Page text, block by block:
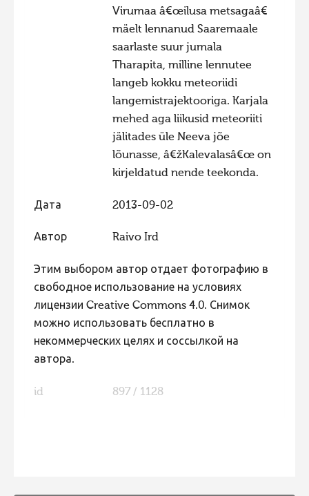
Virumaa â€œilusa metsagaâ€
mäelt lennanud Saaremaale
saarlaste suur jumala
Tharapita, milline lennutee
langeb kokku meteoriidi
langemistrajektooriga. Karjala
mehed aga liikusid meteoriiti
jälitades üle Neeva jõe
lõunasse, â€žKalevalasâ€œ on
kirjeldatud nende teekonda.
Дата 2013-09-02
Автор Raivo Ird
Этим выбором автор отдает фотографию в
свободное использование на условиях
лицензии Creative Commons 4.0. Снимок
можно использовать бесплатно в
некоммерческих целях и соссылкой на
автора.
id 897 / 1128